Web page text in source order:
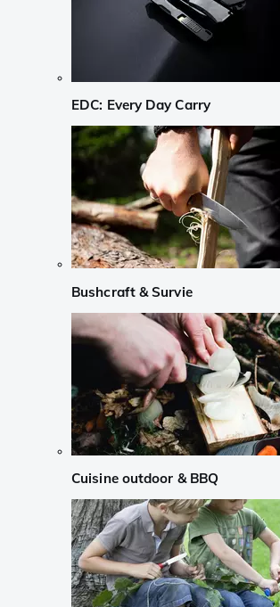
EDC: Every Day Carry
Bushcraft & Survie
Cuisine outdoor & BBQ